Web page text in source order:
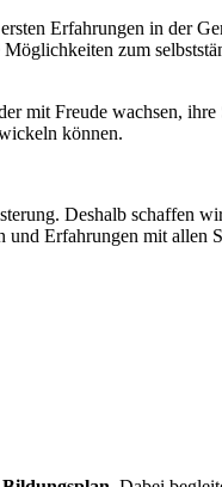
Erfahrungen in der
zum
mit Freude wachsen, ihre
können.
Deshalb schaffen
Erfahrungen mit allen